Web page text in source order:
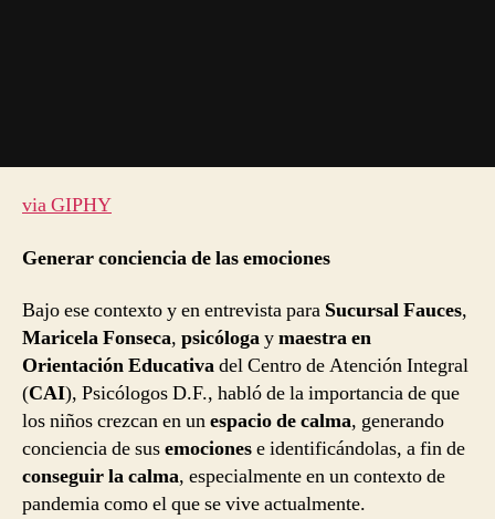
via GIPHY
Generar conciencia de las emociones
Bajo ese contexto y en entrevista para Sucursal Fauces,
Maricela Fonseca, psicólogaymaestra en
Orientación Educativadel Centro de Atención Integral
(CAI), Psicólogos D.F., habló de la importancia de que
los niños crezcan en unespacio de calma, generando
conciencia de susemocionese identificándolas, a fin de
conseguir la calma, especialmente en un contexto de
pandemia como el que se vive actualmente.